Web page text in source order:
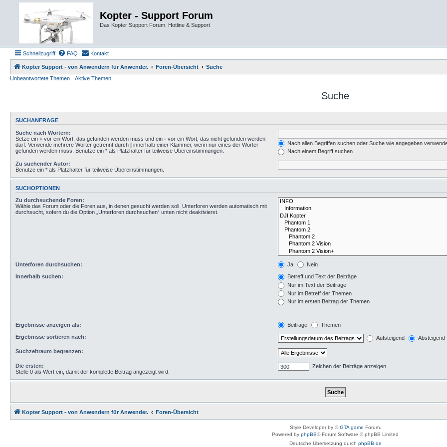
Kopter - Support Forum
Das Kopter Support Forum. Hotline & Support
Schnellzugriff FAQ Kontakt
Kopter Support - von Anwendern für Anwender. Foren-Übersicht
Suche
Unbeantwortete Themen
Aktive Themen
Suche
SUCHANFRAGE
Suche nach Wörtern:
Setze ein + vor ein Wort, das gefunden werden muss und ein - vor ein Wort, das nicht gefunden werden
darf. Verwende mehrere Wörter getrennt durch | innerhalb einer Klammer, wenn nur eines der Wörter
gefunden werden muss. Benutze ein * als Platzhalter für teilweise Übereinstimmungen.
Nach allen Begriffen suchen oder Suche wie angegeben
Nach einem Begriff suchen
Zu suchender Autor:
Benutze ein * als Platzhalter für teilweise Übereinstimmungen.
SUCHOPTIONEN
Zu durchsuchende Foren:
Wähle das Forum oder die Foren aus, in denen gesucht werden soll. Unterforen werden automatisch mit
durchsucht, sofern du die Option „Unterforen durchsuchen“ unten nicht deaktivierst.
Unterforen durchsuchen: Ja Nein
Innerhalb suchen:
Betreff und Text der Beiträge
Nur im Text der Beiträge
Nur im Betreff der Themen
Nur im ersten Beitrag der Themen
Ergebnisse anzeigen als: Beiträge Themen
Ergebnisse sortieren nach: Aufsteigend Absteigend
Suchzeitraum begrenzen:
Die ersten:
Stelle 0 als Wert ein, damit der komplette Beitrag angezeigt wird.
Zeichen der Beiträge anzeigen
Kopter Support - von Anwendern für Anwender. Foren-Übersicht
Style Developer by ©GTA game Forum.
Powered by phpBB® Forum Software © phpBB Limited
Deutsche Übersetzung durch phpBB.de